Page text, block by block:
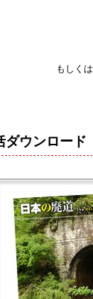
もしくは
ダウンロード